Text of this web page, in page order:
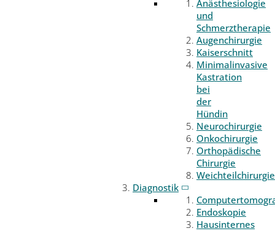
Anästhesiologie
und
Schmerztherapie
Augenchirurgie
Kaiserschnitt
Minimalinvasive
Kastration
bei
der
Hündin
Neurochirurgie
Onkochirurgie
Orthopädische
Chirurgie
Weichteilchirurgie
Diagnostik
Endoskopie
Hausinternes